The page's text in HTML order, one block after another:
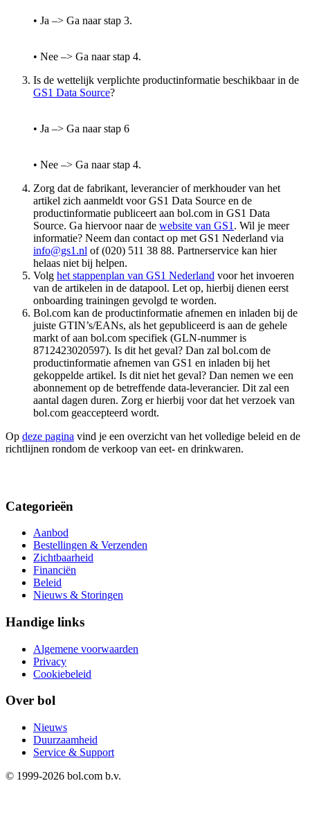
• Ja –> Ga naar stap 3.
• Nee –> Ga naar stap 4.
Is de wettelijk verplichte productinformatie beschikbaar in de
GS1 Data Source?
• Ja –> Ga naar stap 6
• Nee –> Ga naar stap 4.
Zorg dat de fabrikant, leverancier of merkhouder van het
artikel zich aanmeldt voor GS1 Data Source en de
productinformatie publiceert aan bol.com in GS1 Data
Source. Ga hiervoor naar de website van GS1 . Wil je meer
informatie? Neem dan contact op met GS1 Nederland via
info@gs1.nl of (020) 511 38 88. Partnerservice kan hier
helaas niet bij helpen.
Volg het stappenplan van GS1 Nederland voor het invoeren
van de artikelen in de datapool. Let op, hierbij dienen eerst
onboarding trainingen gevolgd te worden.
Bol.com kan de productinformatie afnemen en inladen bij de
juiste GTIN’s/EANs, als het gepubliceerd is aan de gehele
markt of aan bol.com specifiek (GLN-nummer is
8712423020597). Is dit het geval? Dan zal bol.com de
productinformatie afnemen van GS1 en inladen bij het
gekoppelde artikel. Is dit niet het geval? Dan nemen we een
abonnement op de betreffende data-leverancier. Dit zal een
aantal dagen duren. Zorg er hierbij voor dat het verzoek van
bol.com geaccepteerd wordt.
Op deze pagina vind je een overzicht van het volledige beleid en de
richtlijnen rondom de verkoop van eet- en drinkwaren.
Categorieën
Aanbod
Bestellingen & Verzenden
Zichtbaarheid
Financiën
Beleid
Nieuws & Storingen
Handige links
Algemene voorwaarden
Privacy
Cookiebeleid
Over bol
Nieuws
Duurzaamheid
Service & Support
© 1999-2026 bol.com b.v.